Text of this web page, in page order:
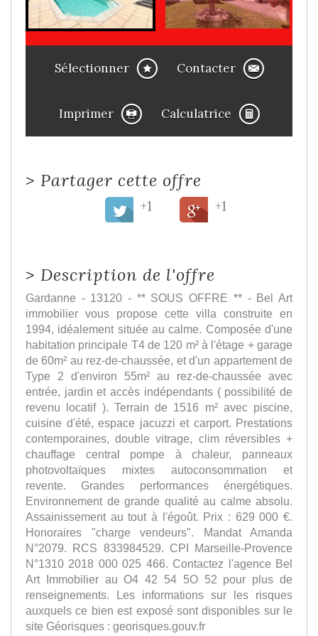
Sélectionner Contacter
Imprimer Calculatrice
> Partager cette offre
+1 +1
> Description de l'offre
Gardanne - 13120 - ** SOUS OFFRE ** - Bel Art
immobilier vous propose cette villa construite en
1994, idéalement située au calme. Composée d'une
habitation principale T4 de 120 m² à l'étage + garage
de 60m² au rez-de-chaussée, et d'un appartement de
Type 2 d'environ 55m² au rez-de-chaussée avec
entrée, jardin et accès indépendants ( possibilité de
revenu locatif ). Terrain de 1516 m² avec piscine,
cuisine d'été, espace jacuzzi et carport. Prestations
contemporaines, double vitrage, clim réversibles +
chauffage central pompe à chaleur, panneaux
photovoltaïques mixtes autoconsommation et
revente. Grandes performances énergétiques.
Environnement de grande qualité au calme absolu.
Assainissement au tout à l'égoût. Prix : 629 000 €.
Honoraires "charge vendeurs". Mandat Amanda
N°2079. RCS 833984529. CPI Marseille-Provence
N°1310 2018 000 025 466. Contactez l'agence Bel
Art Immobilier au O4 42 54 5O 52 pour plus de
renseignements. Les informations sur les risques
auxquels ce bien est exposé sont disponibles sur le
site Géorisques : georisques.gouv.fr